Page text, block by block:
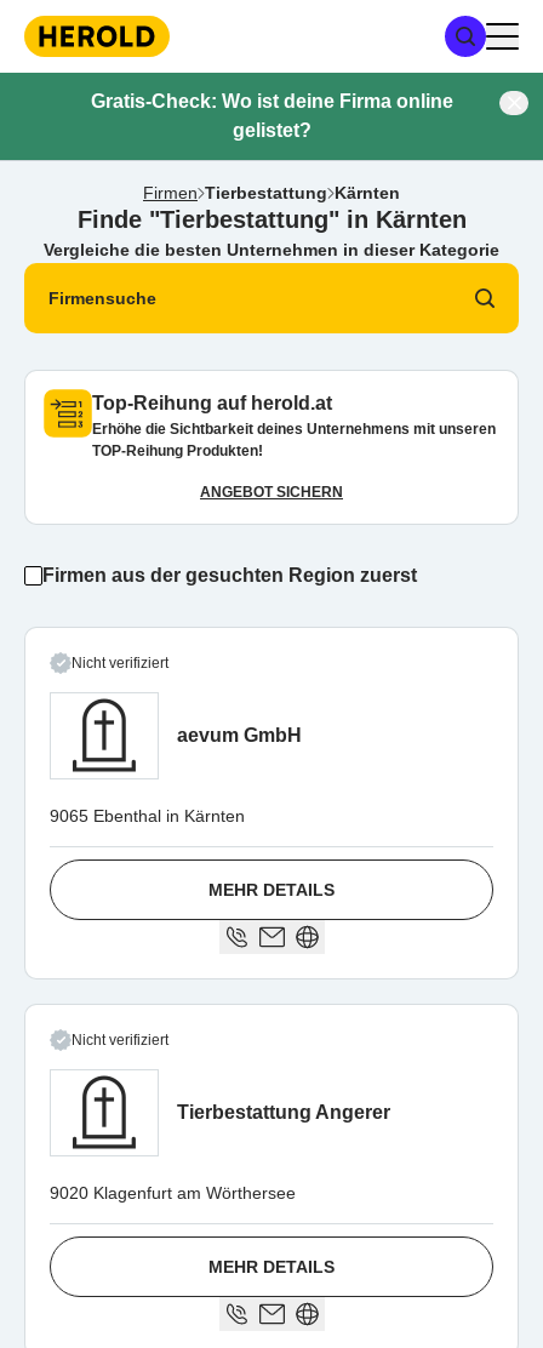
Gratis-Check: Wo ist deine Firma online
gelistet?
Firmen Tierbestattung Kärnten
Finde "Tierbestattung" in Kärnten
Vergleiche die besten Unternehmen in dieser Kategorie
Firmensuche
Top-Reihung auf herold.at
Erhöhe die Sichtbarkeit deines Unternehmens mit unseren
TOP-Reihung Produkten!
ANGEBOT SICHERN
Firmen aus der gesuchten Region zuerst
Nicht verifiziert
aevum GmbH
9065 Ebenthal in Kärnten
MEHR DETAILS
Nicht verifiziert
Tierbestattung Angerer
9020 Klagenfurt am Wörthersee
MEHR DETAILS